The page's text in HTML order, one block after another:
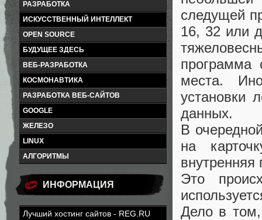
РАЗРАБОТКА
ИСКУССТВЕННЫЙ ИНТЕЛЛЕКТ
OPEN SOURCE
БУДУЩЕЕ ЗДЕСЬ
ВЕБ-РАЗРАБОТКА
КОСМОНАВТИКА
РАЗРАБОТКА ВЕБ-САЙТОВ
GOOGLE
ЖЕЛЕЗО
LINUX
АЛГОРИТМЫ
ИНФОРМАЦИЯ
Лучший хостинг сайтов - REG.RU
следущей
16, 32 или
программа
места.
установки
данных.
В
на
внутренняя
Это
Дело в